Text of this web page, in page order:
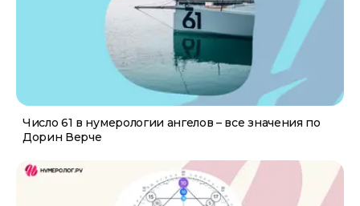
Число 61 в нумерологии ангелов – все значения по
Дорин Верче